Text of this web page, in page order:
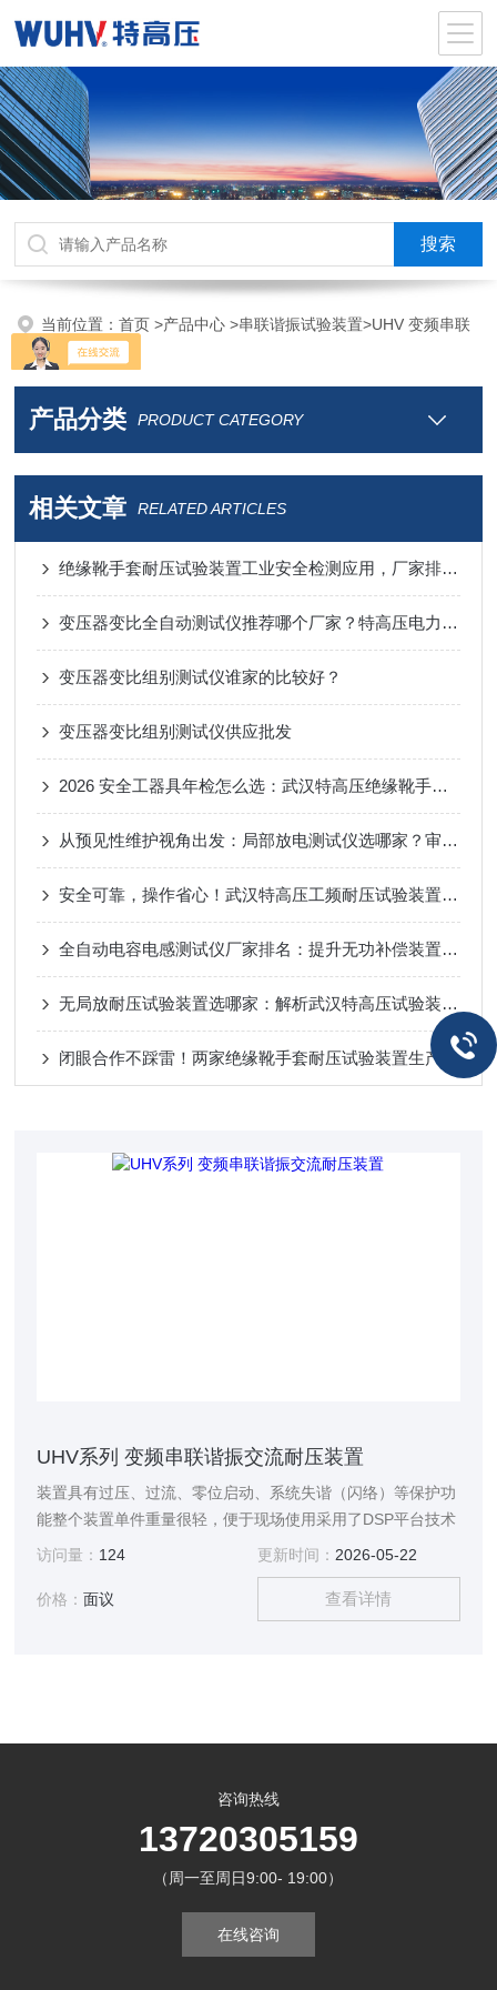
当前位置：首页>产品中心>串联谐振试验装置>UHV 变频串联
谐振交流耐压
产品分类 PRODUCT CATEGORY
相关文章 RELATED ARTICLES
绝缘靴手套耐压试验装置工业安全检测应用，厂家排名选型参考
变压器变比全自动测试仪推荐哪个厂家？特高压电力以技术实力赢得用户选择
变压器变比组别测试仪谁家的比较好？
变压器变比组别测试仪供应批发
2026 安全工器具年检怎么选：武汉特高压绝缘靴手套耐压试验装置优势解析
从预见性维护视角出发：局部放电测试仪选哪家？审视武汉特高压
安全可靠，操作省心！武汉特高压工频耐压试验装置广受客户好评
全自动电容电感测试仪厂家排名：提升无功补偿装置运维效率
无局放耐压试验装置选哪家：解析武汉特高压试验装置的综合试验能力
闭眼合作不踩雷！两家绝缘靴手套耐压试验装置生产厂家口碑优选
UHV系列 变频串联谐振交流耐压装置
装置具有过压、过流、零位启动、系统失谐（闪络）等保护功
能整个装置单件重量很轻，便于现场使用采用了DSP平台技术
访问量： 124 更新时间： 2026-05-22
价格：面议 查看详情
咨询热线
13720305159
（周一至周日9:00- 19:00）
在线咨询